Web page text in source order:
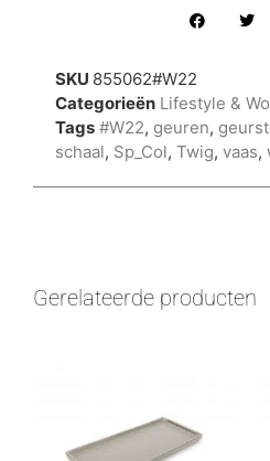
SKU 855062#W22
Categorieën Lifestyle &
Tags #W22, geuren,
schaal, Sp_Col, Twig, vaas,
Gerelateerde producten